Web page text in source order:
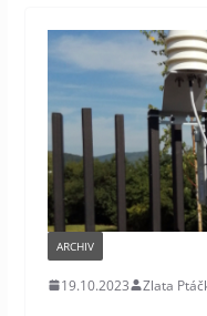
ARCHIV
19.10.2023 Zlata